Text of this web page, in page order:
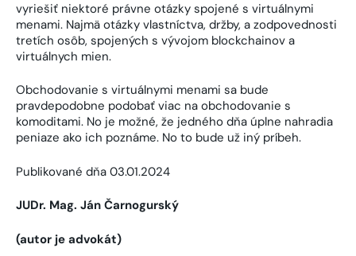
vyriešiť niektoré právne otázky spojené s virtuálnymi
menami. Najmä otázky vlastníctva, držby, a zodpovednosti
tretích osôb, spojených s vývojom blockchainov a
virtuálnych mien.
Obchodovanie s virtuálnymi menami sa bude
pravdepodobne podobať viac na obchodovanie s
komoditami. No je možné, že jedného dňa úplne nahradia
peniaze ako ich poznáme. No to bude už iný príbeh.
Publikované dňa 03.01.2024
JUDr. Mag. Ján Čarnogurský
(autor je advokát)